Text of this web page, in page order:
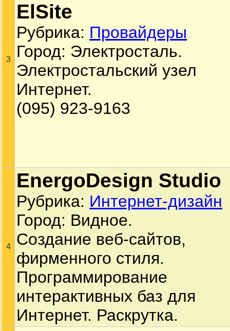
3
ElSite
Рубрика: Провайдеры
Город: Электросталь.
Электростальский узел
Интернет.
(095) 923-9163
4
EnergoDesign Studio
Рубрика: Интернет-дизайн
Город: Видное.
Создание веб-сайтов,
фирменного стиля.
Программирование
интерактивных баз для
Интернет. Раскрутка.